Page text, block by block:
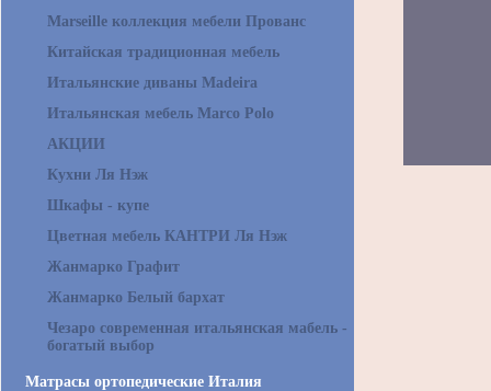
Marseille коллекция мебели Прованс
Китайская традиционная мебель
Итальянские диваны Madeira
Итальянская мебель Marco Polo
АКЦИИ
Кухни Ля Нэж
Шкафы - купе
Цветная мебель КАНТРИ Ля Нэж
Жанмарко Графит
Жанмарко Белый бархат
Чезаро современная итальянская мабель -
богатый выбор
Матрасы ортопедические Италия